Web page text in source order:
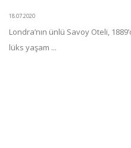
18.07.2020
Londra’nın ünlü Savoy Oteli,
lüks yaşam ...